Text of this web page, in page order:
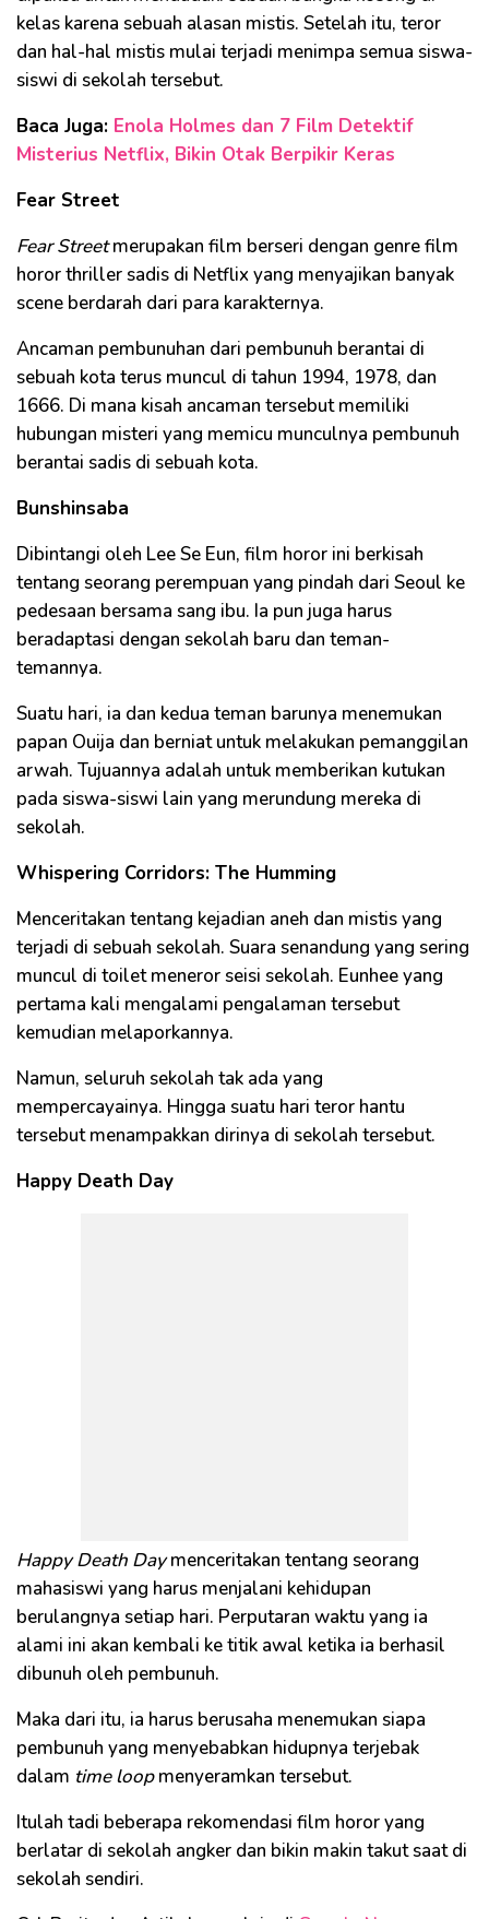
kelas karena sebuah alasan mistis. Setelah itu, teror
dan hal-hal mistis mulai terjadi menimpa semua siswa-
siswi di sekolah tersebut.
Baca Juga: Enola Holmes dan 7 Film Detektif
Misterius Netflix, Bikin Otak Berpikir Keras
Fear Street
Fear Streetmerupakan film berseri dengan genre film
horor thriller sadis di Netflix yang menyajikan banyak
scene berdarah dari para karakternya.
Ancaman pembunuhan dari pembunuh berantai di
sebuah kota terus muncul di tahun 1994, 1978, dan
1666. Di mana kisah ancaman tersebut memiliki
hubungan misteri yang memicu munculnya pembunuh
berantai sadis di sebuah kota.
Bunshinsaba
Dibintangi oleh Lee Se Eun, film horor ini berkisah
tentang seorang perempuan yang pindah dari Seoul ke
pedesaan bersama sang ibu. Ia pun juga harus
beradaptasi dengan sekolah baru dan teman-
temannya.
Suatu hari, ia dan kedua teman barunya menemukan
papan Ouija dan berniat untuk melakukan pemanggilan
arwah. Tujuannya adalah untuk memberikan kutukan
pada siswa-siswi lain yang merundung mereka di
sekolah.
Whispering Corridors: The Humming
Menceritakan tentang kejadian aneh dan mistis yang
terjadi di sebuah sekolah. Suara senandung yang sering
muncul di toilet meneror seisi sekolah. Eunhee yang
pertama kali mengalami pengalaman tersebut
kemudian melaporkannya.
Namun, seluruh sekolah tak ada yang
mempercayainya. Hingga suatu hari teror hantu
tersebut menampakkan dirinya di sekolah tersebut.
Happy Death Day
Happy Death Daymenceritakan tentang seorang
mahasiswi yang harus menjalani kehidupan
berulangnya setiap hari. Perputaran waktu yang ia
alami ini akan kembali ke titik awal ketika ia berhasil
dibunuh oleh pembunuh.
Maka dari itu, ia harus berusaha menemukan siapa
pembunuh yang menyebabkan hidupnya terjebak
dalam time loopmenyeramkan tersebut.
Itulah tadi beberapa rekomendasi film horor yang
berlatar di sekolah angker dan bikin makin takut saat di
sekolah sendiri.